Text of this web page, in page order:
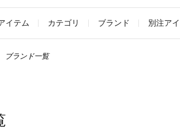
イテム カテゴリ ブランド 別注ア
ブランド一覧